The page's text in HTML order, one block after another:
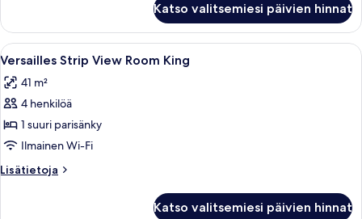
kuvat
View
Room
2
Katso valitsemiesi päivien hinnat
Avaa
kaikki
huonetyypin
Versailles
Strip
View
Room
King
Hotellihuone, jossa on suuri sänky,
4
Versailles Strip View Room King
41 m²
4 henkilöä
1 suuri parisänky
Ilmainen Wi-Fi
Lisätietoja
Lisätietoja
Katso valitsemiesi päivien hinnat